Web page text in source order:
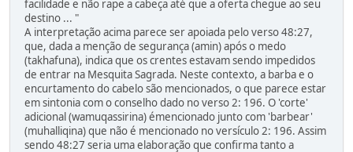
facilidade e não rape a cabeça até que a oferta chegue ao seu
destino ... "
A interpretação acima parece ser apoiada pelo verso 48:27,
que, dada a menção de segurança (amin) após o medo
(takhafuna), indica que os crentes estavam sendo impedidos
de entrar na Mesquita Sagrada. Neste contexto, a barba e o
encurtamento do cabelo são mencionados, o que parece estar
em sintonia com o conselho dado no verso 2: 196. O 'corte'
adicional (wamuqassirina) émencionado junto com 'barbear'
(muhalliqina) que não é mencionado no versículo 2: 196. Assim
sendo 48:27 seria uma elaboração que confirma tanto a